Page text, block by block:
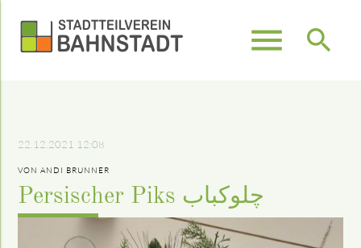
menu search
22.12.2021 12:08
VON ANDI BRUNNER
Persischer Piks چلوکباب